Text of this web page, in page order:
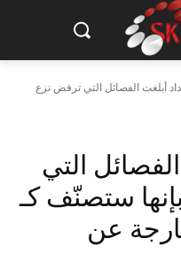
أبلغت الفصائل التي ترفض نزع
التي
ستصنّف كـ
عن